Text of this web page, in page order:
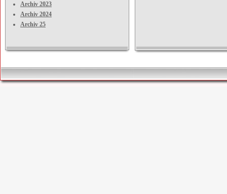
Archiv 2023
Archiv 2024
Archiv 25